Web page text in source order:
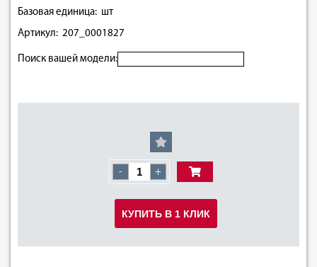
Базовая единица: шт
Артикул: 207_0001827
Поиск вашей модели:
- +
КУПИТЬ В 1 КЛИК